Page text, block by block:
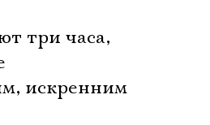
три часа,
искренним